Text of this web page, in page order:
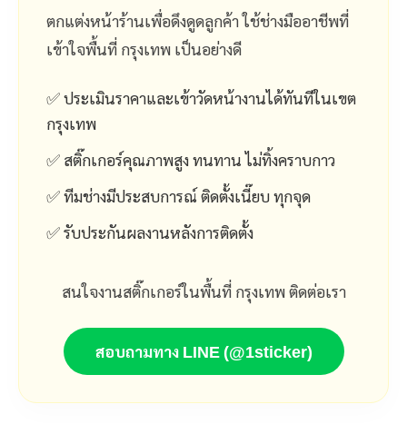
ตกแต่งหน้าร้านเพื่อดึงดูดลูกค้า ใช้ช่างมืออาชีพที่
เข้าใจพื้นที่ กรุงเทพ เป็นอย่างดี
✅ ประเมินราคาและเข้าวัดหน้างานได้ทันทีในเขต
กรุงเทพ
✅ สติ๊กเกอร์คุณภาพสูง ทนทาน ไม่ทิ้งคราบกาว
✅ ทีมช่างมีประสบการณ์ ติดตั้งเนี๊ยบ ทุกจุด
✅ รับประกันผลงานหลังการติดตั้ง
สนใจงานสติ๊กเกอร์ในพื้นที่ กรุงเทพ ติดต่อเรา
สอบถามทาง LINE (@1sticker)